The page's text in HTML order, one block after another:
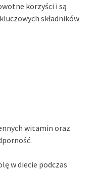
korzyści i są
składników
witamin oraz
w diecie podczas